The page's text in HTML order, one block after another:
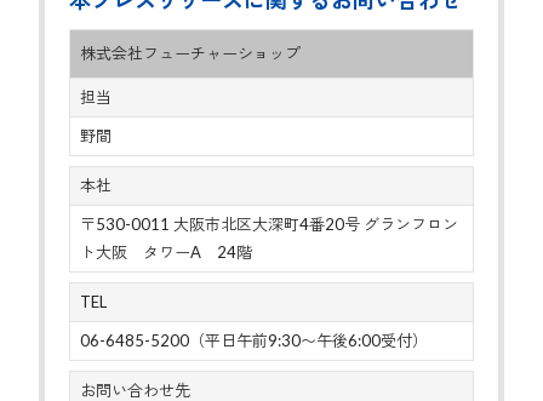
株式会社フューチャーショップ
担当
野間
本社
〒530-0011 大阪市北区大深町4番20号 グランフロン
ト大阪 タワーA 24階
TEL
06-6485-5200（平日午前9:30〜午後6:00受付）
お問い合わせ先